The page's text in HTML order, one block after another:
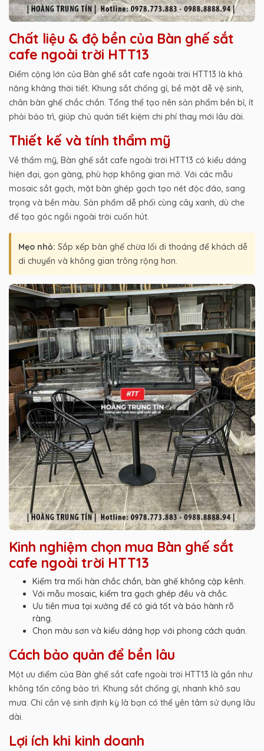
Chất liệu & độ bền của Bàn ghế sắt
cafe ngoài trời HTT13
Điểm cộng lớn của Bàn ghế sắt cafe ngoài trời HTT13 là khả
năng kháng thời tiết. Khung sắt chống gỉ, bề mặt dễ vệ sinh,
chân bàn ghế chắc chắn. Tổng thể tạo nên sản phẩm bền bỉ, ít
phải bảo trì, giúp chủ quán tiết kiệm chi phí thay mới lâu dài.
Thiết kế và tính thẩm mỹ
Về thẩm mỹ, Bàn ghế sắt cafe ngoài trời HTT13 có kiểu dáng
hiện đại, gọn gàng, phù hợp không gian mở. Với các mẫu
mosaic sắt gạch, mặt bàn ghép gạch tạo nét độc đáo, sang
trọng và bền màu. Sản phẩm dễ phối cùng cây xanh, dù che
để tạo góc ngồi ngoài trời cuốn hút.
Mẹo nhỏ: Sắp xếp bàn ghế chừa lối đi thoáng để khách dễ
di chuyển và không gian trông rộng hơn.
Kinh nghiệm chọn mua Bàn ghế sắt
cafe ngoài trời HTT13
Kiểm tra mối hàn chắc chắn, bàn ghế không cập kênh.
Với mẫu mosaic, kiểm tra gạch ghép đều và chắc.
Ưu tiên mua tại xưởng để có giá tốt và bảo hành rõ
ràng.
Chọn màu sơn và kiểu dáng hợp với phong cách quán.
Cách bảo quản để bền lâu
Một ưu điểm của Bàn ghế sắt cafe ngoài trời HTT13 là gần như
không tốn công bảo trì. Khung sắt chống gỉ, nhanh khô sau
mưa. Chỉ cần vệ sinh định kỳ là bạn có thể yên tâm sử dụng lâu
dài.
Lợi ích khi kinh doanh